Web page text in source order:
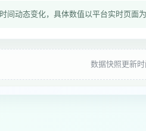
间动态变化，具体数值以平台实时页面为
数据快照更新